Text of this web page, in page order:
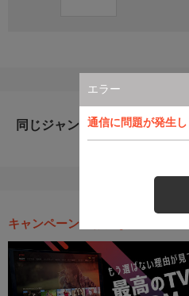
エラー
通信に問題が発生
同じジャンルのおすすめ番組
キャンペーン・お得な情報